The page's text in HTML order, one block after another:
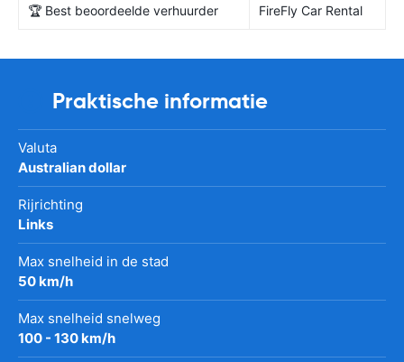
🏆 Best beoordeelde verhuurder FireFly Car Rental
Praktische informatie
Valuta
Australian dollar
Rijrichting
Links
Max snelheid in de stad
50 km/h
Max snelheid snelweg
100 - 130 km/h